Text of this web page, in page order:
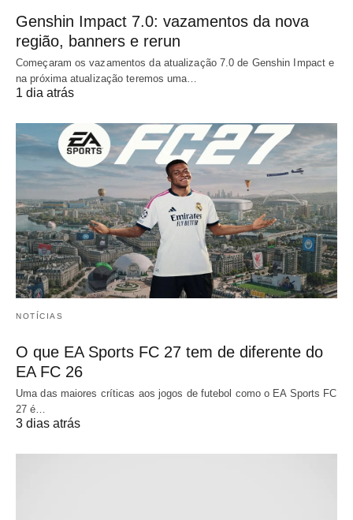
Genshin Impact 7.0: vazamentos da nova
região, banners e rerun
Começaram os vazamentos da atualização 7.0 de Genshin Impact e
na próxima atualização teremos uma…
1 dia atrás
NOTÍCIAS
O que EA Sports FC 27 tem de diferente do
EA FC 26
Uma das maiores críticas aos jogos de futebol como o EA Sports FC
27 é…
3 dias atrás